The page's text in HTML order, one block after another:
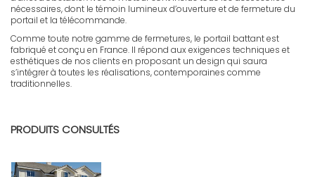
nécessaires, dont le témoin lumineux d’ouverture et de fermeture du
portail et la télécommande.
Comme toute notre gamme de fermetures, le portail battant est
fabriqué et conçu en France. Il répond aux exigences techniques et
esthétiques de nos clients en proposant un design qui saura
s’intégrer à toutes les réalisations, contemporaines comme
traditionnelles.
PRODUITS CONSULTÉS